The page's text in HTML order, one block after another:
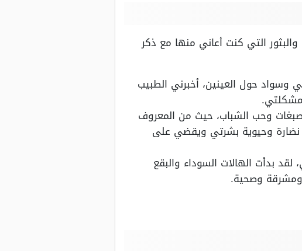
التي كنت أعاني منها مع ذكر
حول العينين، أخبرني الطبيب
وحب الشباب، حيث من المعروف
نضارة وحيوية بشرتي ويقضي على
شائع في بشرتي، لقد بدأت الهالات السوداء والبقع
وصحية.